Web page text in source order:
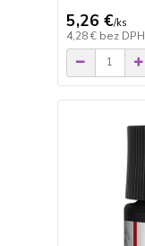
5,26 €/ks
4,28 € bez DPH